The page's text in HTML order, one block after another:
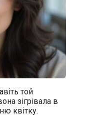
той
зігрівала в
квітку.